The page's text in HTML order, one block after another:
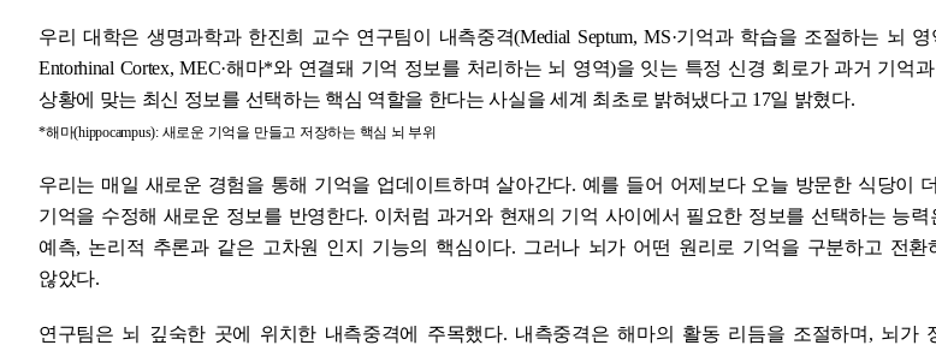
우리 대학은 생명과학과 한진희 교수 연구팀이 내측중격(Medial Septum, MS·기억과 학습을 조절하는 뇌 영
Entorhinal Cortex, MEC·해마*와 연결돼 기억 정보를 처리하는 뇌 영역)을 잇는 특정 신경 회로가 과거 기억
상황에 맞는 최신 정보를 선택하는 핵심 역할을 한다는 사실을 세계 최초로 밝혀냈다고 17일 밝혔다.
*해마(hippocampus): 새로운 기억을 만들고 저장하는 핵심 뇌 부위
우리는 매일 새로운 경험을 통해 기억을 업데이트하며 살아간다. 예를 들어 어제보다 오늘 방문한 식당이
기억을 수정해 새로운 정보를 반영한다. 이처럼 과거와 현재의 기억 사이에서 필요한 정보를 선택하는 능력
예측, 논리적 추론과 같은 고차원 인지 기능의 핵심이다. 그러나 뇌가 어떤 원리로 기억을 구분하고 전환
않았다.
연구팀은 뇌 깊숙한 곳에 위치한 내측중격에 주목했다. 내측중격은 해마의 활동 리듬을 조절하며, 뇌가